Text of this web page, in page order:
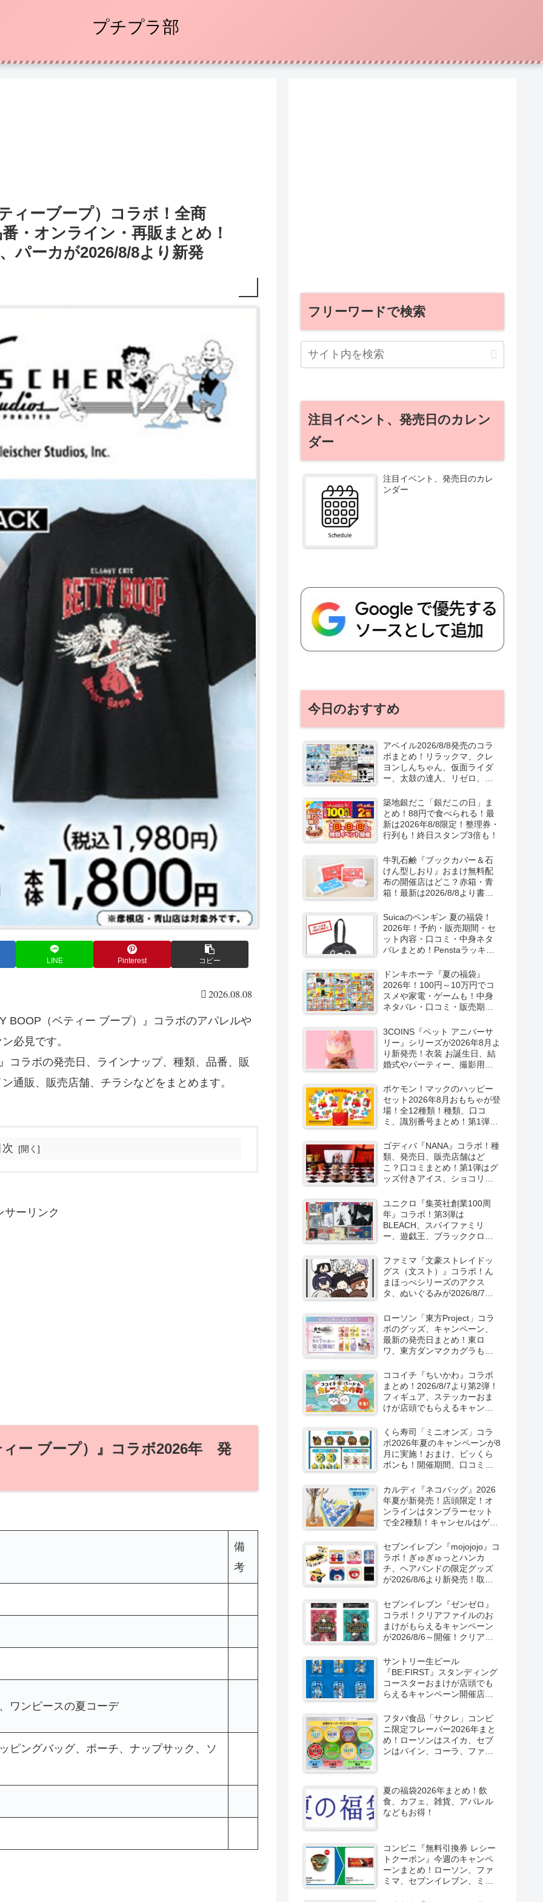
プチプラ部
ィーブープ）コラボ！全商
・オンライン・再販まとめ！
パーカが2026/8/8より新発
LINE Pinterest コピー
2026.08.08
BOOP（ベティー ブープ）』コラボのアパレルや
必見です。
コラボの発売日、ラインナップ、種類、品番、販
通販、販売店舗、チラシなどをまとめます。
サーリンク
ー ブープ）』コラボ2026年 発
備
考
ワンピースの夏コーデ
ピングバッグ、ポーチ、ナップサック、ソ
フリーワードで検索
注目イベント、発売日のカレン
ダー
注目イベント、発売日のカレ
ンダー
今日のおすすめ
アベイル2026/8/8発売のコラ
ボまとめ！リラックマ、クレ
ヨンしんちゃん、仮面ライダ
ー、太鼓の達人、リゼロ、テ
口コミ、入荷数、行列、売り
切れ、整理券は？
築地銀だこ「銀だこの日」ま
とめ！88円で食べられる！最
新は2026年8/8限定！整理券・
行列も！終日スタンプ3倍も！
牛乳石鹸『ブックカバー＆石
けん型しおり』おまけ無料配
布の開催店はどこ？赤箱・青
箱！最新は2026/8/8より書店
Suicaのペンギン 夏の福袋！
2026年！予約・販売期間・セ
ット内容・口コミ・中身ネタ
バレまとめ！Penstaラッキー
2026/8/8より新発売！
ドンキホーテ『夏の福袋』
2026年！100円～10万円でコ
スメや家電・ゲームも！中身
ネタバレ・口コミ・販売期
3COINS『ペット アニバーサ
リー』シリーズが2026年8月よ
り新発売！衣装 お誕生日、結
婚式やパーティー、撮影用グ
ポケモン！マックのハッピー
セット2026年8月おもちゃが登
場！全12種類！種類、口コ
ミ、識別番号まとめ！第1弾は
ゴディバ『NANA』コラボ！種
類、発売日、販売店舗はど
こ？口コミまとめ！第1弾はグ
ッズ付きアイス、ショコリキ
より新発売！第2弾は限定チョ
コレートなどが2026年10月？
再販売は？
ユニクロ『集英社創業100周
年』コラボ！第3弾は
BLEACH、スパイファミリ
ー、遊戯王、ブラッククロー
の半袖Tシャツが2026/8/7より
新発売！
ファミマ『文豪ストレイドッ
グス（文スト）』コラボ！ん
まほっぺシリーズのアクス
タ、ぬいぐるみが2026/8/7～
ローソン「東方Project」コラ
ボのグッズ、キャンペーン、
最新の発売日まとめ！東ロ
ワ、東方ダンマクカグラも！
LostWordのプラモ風アクキ
ー、カラビナ、クリアファイ
ルが2026/8/7より新発売！
ココイチ『ちいかわ』コラボ
まとめ！2026/8/7より第2弾！
フィギュア、ステッカーおま
けが店頭でもらえるキャンペ
る！
くら寿司「ミニオンズ」コラ
ボ2026年夏のキャンペーンが8
月に実施！おまけ、ビッくら
ポンも！開催期間、口コミ、
カルディ『ネコバッグ』2026
年夏が新発売！店頭限定！オ
ンラインはタンブラーセット
で全2種類！キャンセルはゲリ
セブンイレブン『mojojojo』コ
ラボ！ぎゅぎゅっとハンカ
チ、ヘアバンドの限定グッズ
が2026/8/6より新発売！取扱
セブンイレブン『ゼンゼロ』
コラボ！クリアファイルのお
まけがもらえるキャンペーン
が2026/8/6～開催！クリアカ
売！
サントリー生ビール
『BE:FIRST』スタンディング
コースターおまけが店頭でも
らえるキャンペーン開催店は
定で6種類！見分け方！セブ
ン、ファミマ、ローソン、デ
イリーヤマザキ、ミニストッ
プなどで！クーラーバッグ
フタバ食品「サクレ」コンビ
ニ限定フレーバー2026年まと
め！ローソンはスイカ、セブ
ンはパイン、コーラ、ファミ
夏の福袋2026年まとめ！飲
食、カフェ、雑貨、アパレル
などもお得！
コンビニ『無料引換券 レシー
トクーポン』今週のキャンペ
ーンまとめ！ローソン、ファ
ミマ、セブンイレブン、ミニ